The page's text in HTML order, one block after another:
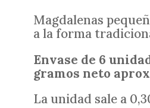
Magdalenas
a la forma
Envase de 6
gramos neto aprox
La unidad sale a